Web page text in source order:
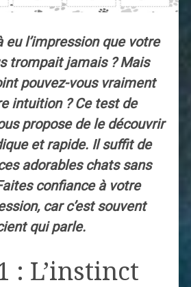
eu l’impression que votre
trompait jamais ? Mais
pouvez-vous vraiment
intuition ? Ce test de
propose de le découvrir
et rapide. Il suffit de
adorables chats sans
confiance à votre
car c’est souvent
qui parle.
: L’instinct